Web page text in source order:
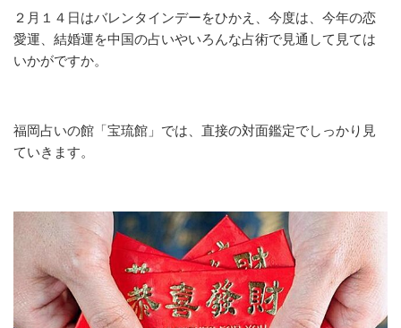
２月１４日はバレンタインデーをひかえ、今度は、今年の恋
愛運、結婚運を中国の占いやいろんな占術で見通して見ては
いかがですか。
福岡占いの館「宝琉館」では、直接の対面鑑定でしっかり見
ていきます。